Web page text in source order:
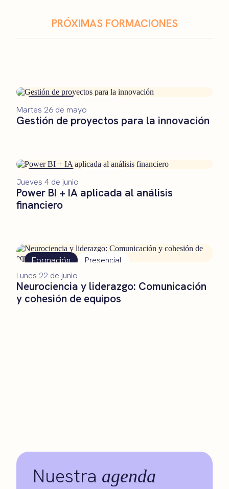
PRÓXIMAS FORMACIONES
Gestión de proyectos para la innovación
Martes 26 de mayo
Power BI + IA aplicada al análisis
financiero
Jueves 4 de junio
Formación Presencial
Neurociencia y liderazgo: Comunicación
y cohesión de equipos
Lunes 22 de junio
Nuestra agenda